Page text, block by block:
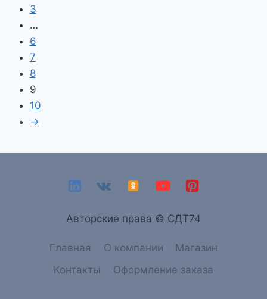
3
…
6
7
8
9
10
→
Aвторские права © СДТ74
Главная О компании
Магазин
Контакты
Оформление заказа